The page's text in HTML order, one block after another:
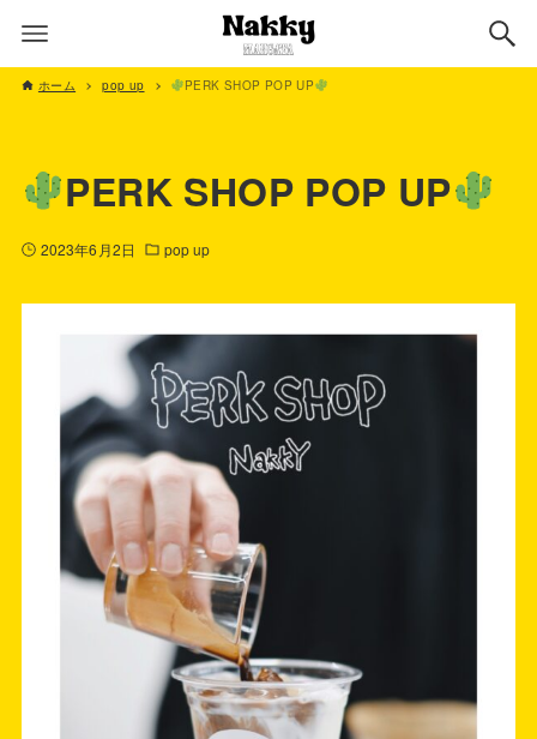
ホーム pop up PERK SHOP POP UP
PERK SHOP POP UP
2023年6月2日 pop up